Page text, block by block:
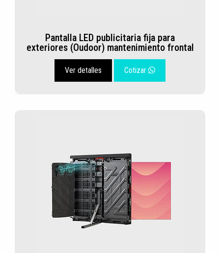
Pantalla LED publicitaria fija para
exteriores (Oudoor) mantenimiento frontal
Ver detalles Cotizar